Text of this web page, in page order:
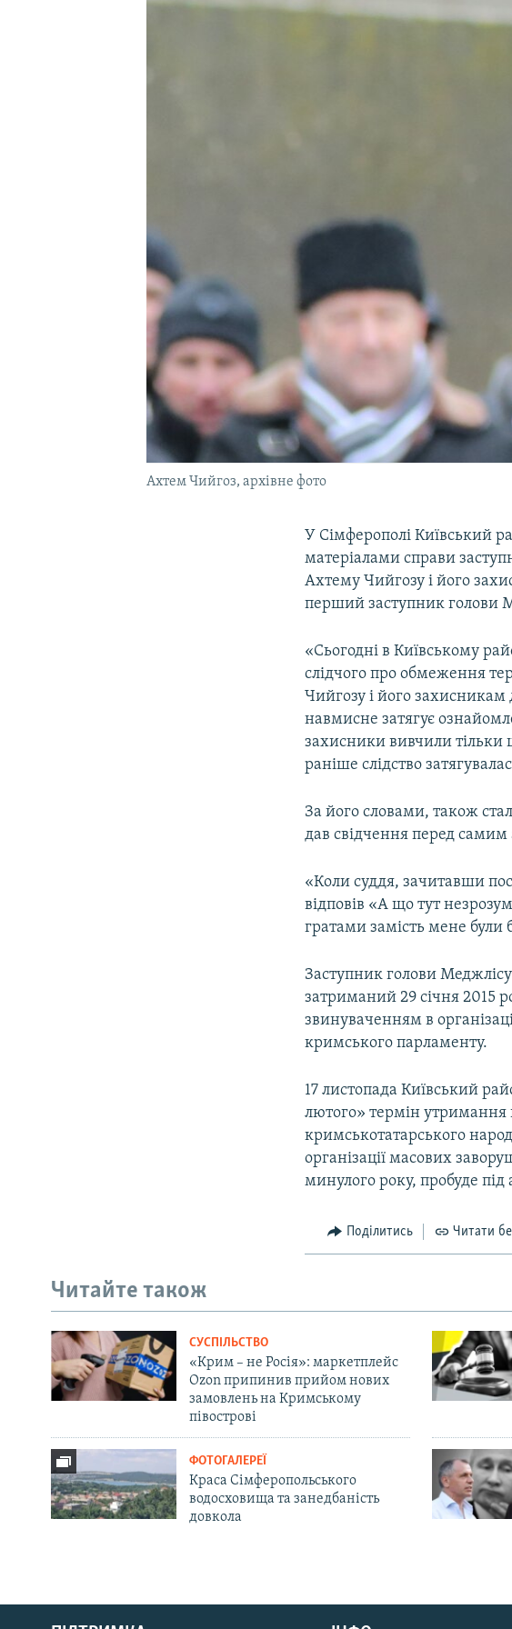
Русский
Ахтем Чийгоз, архівне фото
У Сімферополі Київський
матеріалами справи
Ахтему Чийгозу і його
перший заступник голови
«Сьогодні в Київському
слідчого про обмеження
Чийгозу і його
навмисне затягує
захисники вивчили тільки
раніше слідство
За його словами, також
дав свідчення перед
«Коли суддя, зачитавши
відповів «А що тут
гратами замість мене були
Заступник голови
затриманий 29 січня 2015
звинуваченням в
кримського парламенту.
17 листопада Київський
лютого» термін утримання
кримськотатарського
організації масових
минулого року, пробуде
Поділитись Читати
Читайте також
СУСПІЛЬСТВО
«Крим – не Росія»: маркетплейс
Ozon припинив прийом нових
замовлень на Кримському
півострові
ФОТОГАЛЕРЕЇ
Краса Сімферопольського
водосховища та занедбаність
довкола